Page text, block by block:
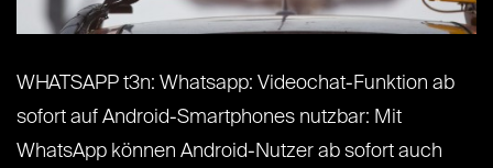
WHATSAPP t3n: Whatsapp: Videochat-Funktion ab
sofort auf Android-Smartphones nutzbar: Mit
WhatsApp können Android-Nutzer ab sofort auch